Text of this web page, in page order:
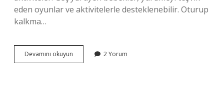
eden oyunlar ve aktivitelerle desteklenebilir. Oturup
kalkma…
Devamını okuyun
Aylık
2 Yorum